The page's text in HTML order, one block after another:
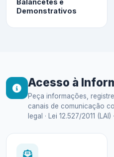
Balancetes e
Demonstrativos
Acesso à
Peça informações,
canais de comunicação
legal · Lei 12.527/2011